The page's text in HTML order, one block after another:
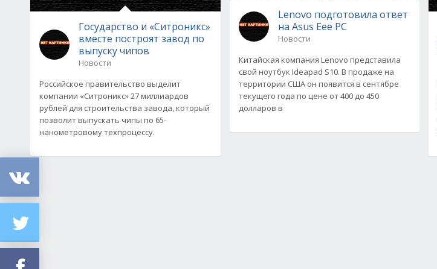
Государство и «Ситроникс»
вместе построят завод по
выпуску чипов
Новости
Российское правительство выделит
компании «Ситроникс» 27 миллиардов
рублей для строительства завода, который
позволит выпускать чипы по 65-
нанометровому техпроцессу.
Lenovo подготовила ответ
на Asus Eee PC
Новости
Китайская компания Lenovo представила
свой ноутбук Ideapad S10. В продаже на
территории США он появится в сентябре
текущего года по цене от 400 до 450
долларов в